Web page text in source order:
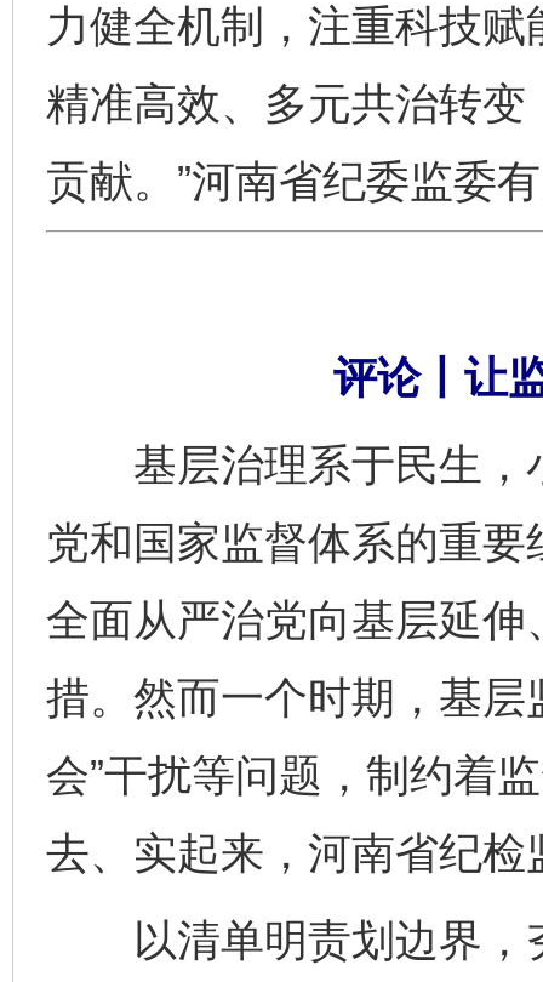
力健全机制，注重科技
精准高效、多元共治转
贡献。”河南省纪委监委
评论丨让
基层治理系于民生，
党和国家监督体系的重
全面从严治党向基层延
措。然而一个时期，基层
会”干扰等问题，制约着
去、实起来，河南省纪
以清单明责划边界，